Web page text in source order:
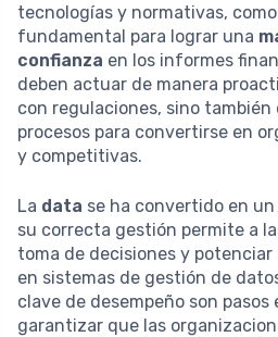
tecnologías y normativas, como
fundamental para lograr una
confianza en los informes
deben actuar de manera
con regulaciones, sino
procesos para convertirse en
y competitivas.
La data se ha convertido en
su correcta gestión permite a
toma de decisiones y
en sistemas de gestión de
clave de desempeño son pasos
garantizar que las